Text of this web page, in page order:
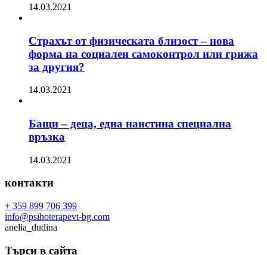
14.03.2021
Страхът от физическата близост – нова
форма на социален самоконтрол или грижа
за другия?
14.03.2021
Бащи – деца, една наистина специална
връзка
14.03.2021
контакти
+ 359 899 706 399
info@psihoterapevt-bg.com
anelia_dudina
Търси в сайта